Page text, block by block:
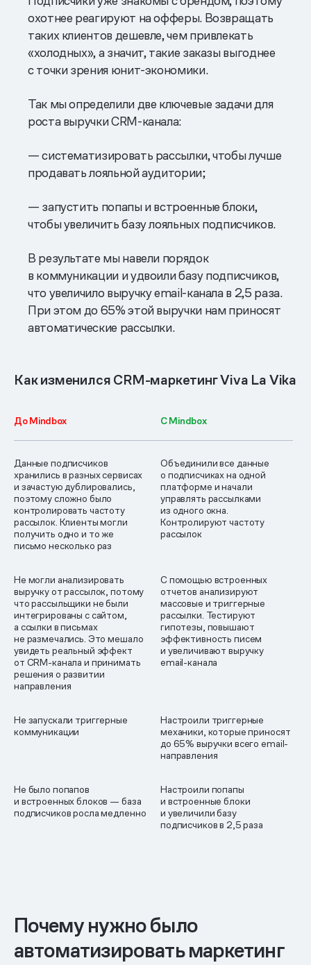
охотнее реагируют на офферы. Возвращать
таких клиентов дешевле, чем привлекать
«холодных», а значит, такие заказы выгоднее
с точки зрения юнит-экономики.
Так мы определили две ключевые задачи для
роста выручки CRM-канала:
— систематизировать рассылки, чтобы лучше
продавать лояльной аудитории;
— запустить попапы и встроенные блоки,
чтобы увеличить базу лояльных подписчиков.
В результате мы навели порядок
в коммуникации и удвоили базу подписчиков,
что увеличило выручку email-канала в 2,5 раза.
При этом до 65% этой выручки нам приносят
автоматические рассылки.
Как изменился CRM-маркетинг Viva La Vika
До Mindbox C Mindbox
Данные подписчиков
хранились в разных сервисах
и зачастую дублировались,
поэтому сложно было
контролировать частоту
рассылок. Клиенты могли
получить одно и то же
письмо несколько раз
Объединили все данные
о подписчиках на одной
платформе и начали
управлять рассылками
из одного окна.
Контролируют частоту
рассылок
Не могли анализировать
выручку от рассылок, потому
что рассыльщики не были
интегрированы с сайтом,
а ссылки в письмах
не размечались. Это мешало
увидеть реальный эффект
от CRM-канала и принимать
решения о развитии
направления
С помощью встроенных
отчетов анализируют
массовые и триггерные
рассылки. Тестируют
гипотезы, повышают
эффективность писем
и увеличивают выручку
email-канала
Не запускали триггерные
коммуникации
Настроили триггерные
механики, которые приносят
до 65% выручки всего email-
направления
Не было попапов
и встроенных блоков — база
подписчиков росла медленно
Настроили попапы
и встроенные блоки
и увеличили базу
подписчиков в 2,5 раза
Почему нужно было
автоматизировать маркетинг